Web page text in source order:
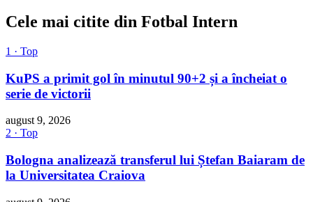
Cele mai citite din Fotbal Intern
1 · Top
KuPS a primit gol în minutul 90+2 și a încheiat o
serie de victorii
august 9, 2026
2 · Top
Bologna analizează transferul lui Ștefan Baiaram de
la Universitatea Craiova